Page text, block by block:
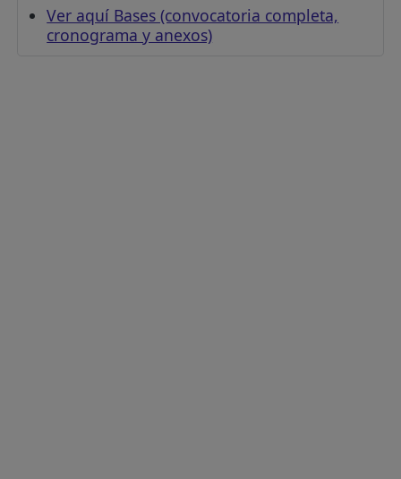
Ver aquí Bases (convocatoria completa,
cronograma y anexos)